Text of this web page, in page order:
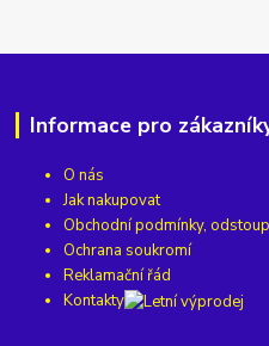
Informace pro
O nás
Jak nakupovat
Obchodní podmínky,
Ochrana soukromí
Reklamační řád
Kontakty